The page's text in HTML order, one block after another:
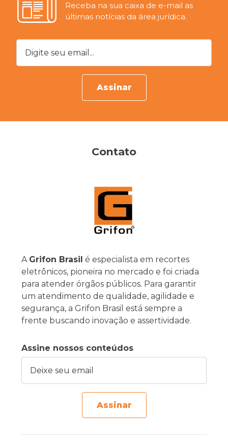
Receba na sua caixa de e-mail as
últimas notícias da área jurídica.
Digite seu email...
Assinar
Contato
A Grifon Brasil é especialista em recortes
eletrônicos, pioneira no mercado e foi criada
para atender órgãos públicos. Para garantir
um atendimento de qualidade, agilidade e
segurança, a Grifon Brasil está sempre a
frente buscando inovação e assertividade.
Assine nossos conteúdos
Assinar